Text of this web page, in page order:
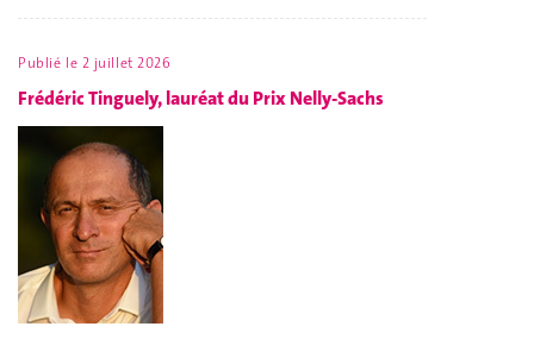
Publié le 2 juillet 2026
Frédéric Tinguely, lauréat du Prix Nelly-Sachs